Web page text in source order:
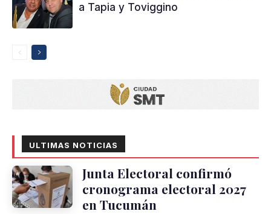
a Tapia y Toviggino
ULTIMAS NOTICIAS
Junta Electoral confirmó
cronograma electoral 2027
en Tucumán